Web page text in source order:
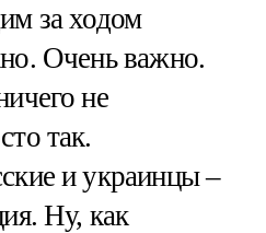
за ходом
Очень важно.
не
так.
и украинцы –
Ну, как